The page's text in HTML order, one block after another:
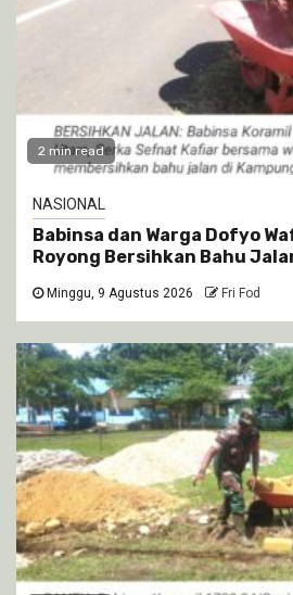
2 min read
NASIONAL
Babinsa dan Warga Dofyo
Royong Bersihkan Bahu
Minggu, 9 Agustus 2026 Fri Fod